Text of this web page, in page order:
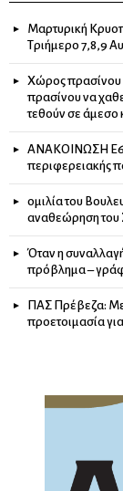
Μαρτυρική
Τριήμερο 7,8,9
Χώρος πρασίνου
πρασίνου να
τεθούν σε άμεσο
ΑΝΑΚΟΙΝΩΣΗ
περιφερειακής
ομιλία του
αναθεώρηση του
Όταν η
πρόβλημα –
ΠΑΣ Πρέβεζα: Με
προετοιμασία για